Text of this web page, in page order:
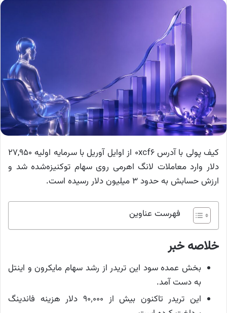
کیف پولی با آدرس 0xcf6 از اوایل آوریل با سرمایه اولیه ۲۷,۹۵۰
دلار وارد معاملات لانگ اهرمی روی سهام توکنیزه‌شده شد و
ارزش حسابش به حدود ۳ میلیون دلار رسیده است.
فهرست عناوین
خلاصه خبر
بخش عمده سود این تریدر از رشد سهام مایکرون و اینتل
به دست آمد.
این تریدر تاکنون بیش از ۹۰٬۰۰۰ دلار هزینه فاندینگ